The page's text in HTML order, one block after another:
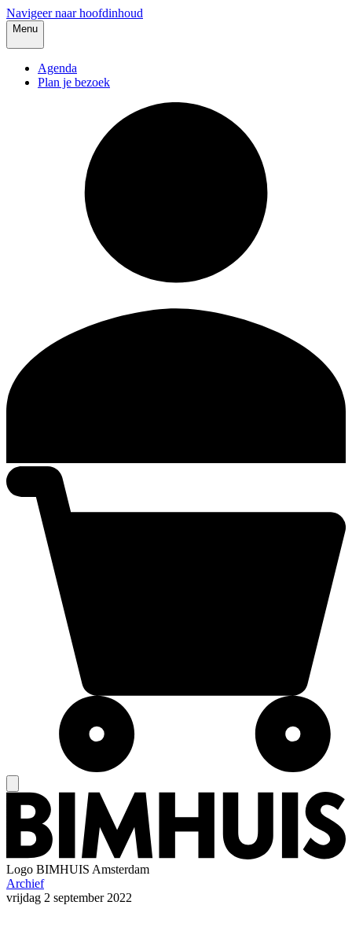
Navigeer naar hoofdinhoud
Menu
Agenda
Plan je bezoek
Logo BIMHUIS Amsterdam
Archief
vrijdag 2 september 2022